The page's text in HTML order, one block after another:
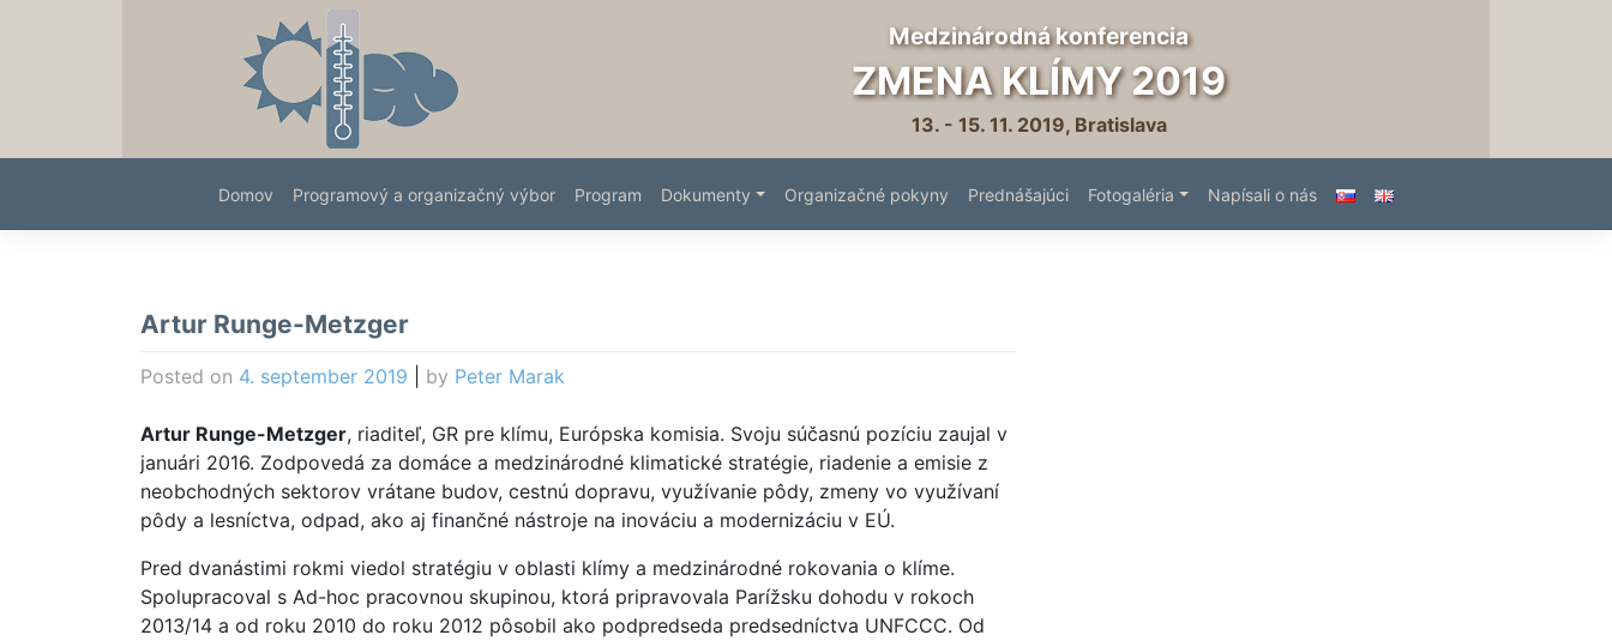
Medzinárodná konferencia
ZMENA KLÍMY 2019
13. - 15. 11. 2019, Bratislava
Domov Programový a organizačný výbor Program Dokumenty Organizačné pokyny Prednášajúci Fotogaléria Napísali o nás
Artur Runge-Metzger
Posted on 4. september 2019 by Peter Marak
Artur Runge-Metzger, riaditeľ, GR pre klímu, Európska komisia. Svoju súčasnú pozíciu zaujal v
januári 2016. Zodpovedá za domáce a medzinárodné klimatické stratégie, riadenie a emisie z
neobchodných sektorov vrátane budov, cestnú dopravu, využívanie pôdy, zmeny vo využívaní
pôdy a lesníctva, odpad, ako aj finančné nástroje na inováciu a modernizáciu v EÚ.
Pred dvanástimi rokmi viedol stratégiu v oblasti klímy a medzinárodné rokovania o klíme.
Spolupracoval s Ad-hoc pracovnou skupinou, ktorá pripravovala Parížsku dohodu v rokoch
2013/14 a od roku 2010 do roku 2012 pôsobil ako podpredseda predsedníctva UNFCCC. Od